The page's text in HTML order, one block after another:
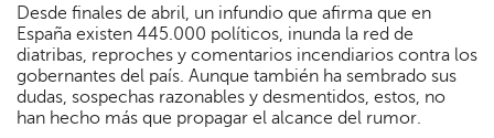
Desde finales de abril, un infundio que afirma que en
España existen 445.000 políticos, inunda la red de
diatribas, reproches y comentarios incendiarios contra los
gobernantes del país. Aunque también ha sembrado sus
dudas, sospechas razonables y desmentidos, estos, no
han hecho más que propagar el alcance del rumor.